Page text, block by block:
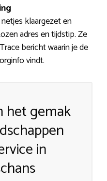
klaargezet en
adres en tijdstip. Ze
bericht waarin je de
vindt.
het gemak
in